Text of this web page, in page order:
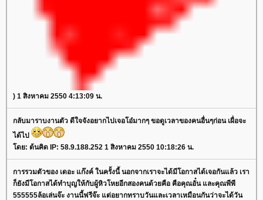
) 1 สิงหาคม 2550 4:13:09 น.
กลับมาราบงานตัว ดีใจจังอยากไปเจอโอ๋มากๆ ขอดูเวลาของคนอื่นๆก่อน เผื่อจะ
ได้ไป
ดย: ต้นคิด IP: 58.9.188.252 1 สิงหาคม 2550 10:18:26 น.
การรวมตัวของ เดอะ แก๊งค์ ในครั้งนี้ นอกจากเราจะได้มีโอกาสได้เจอกันแล้ว เรา
ก็ยังมีโอกาสได้ทำบุญให้กับผู้หิวโหยอีกสองคนด้วยคือ คือคุณอั๋น และคุณพีพี
555555ล้อเล่นจ๊ะ งานนี้ฟรีจ๊ะ แต่อยากทราบวันและเวลาเหมือนกันว่าจะได้วัน